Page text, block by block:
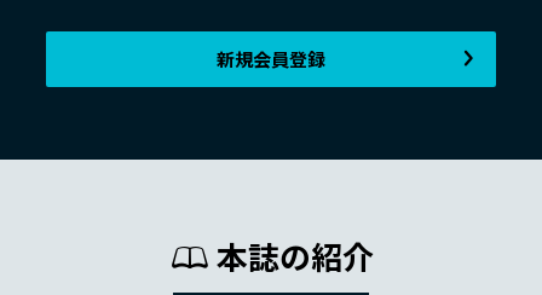
新規会員登録
本誌の紹介